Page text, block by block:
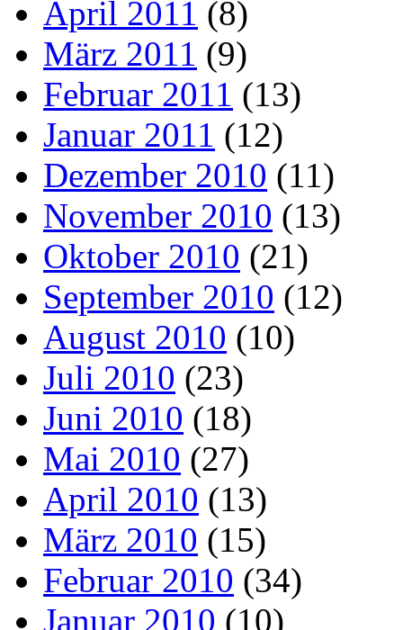
April 2011 (8)
März 2011 (9)
Februar 2011 (13)
Januar 2011 (12)
Dezember 2010 (11)
November 2010 (13)
Oktober 2010 (21)
September 2010 (12)
August 2010 (10)
Juli 2010 (23)
Juni 2010 (18)
Mai 2010 (27)
April 2010 (13)
März 2010 (15)
Februar 2010 (34)
Januar 2010 (10)